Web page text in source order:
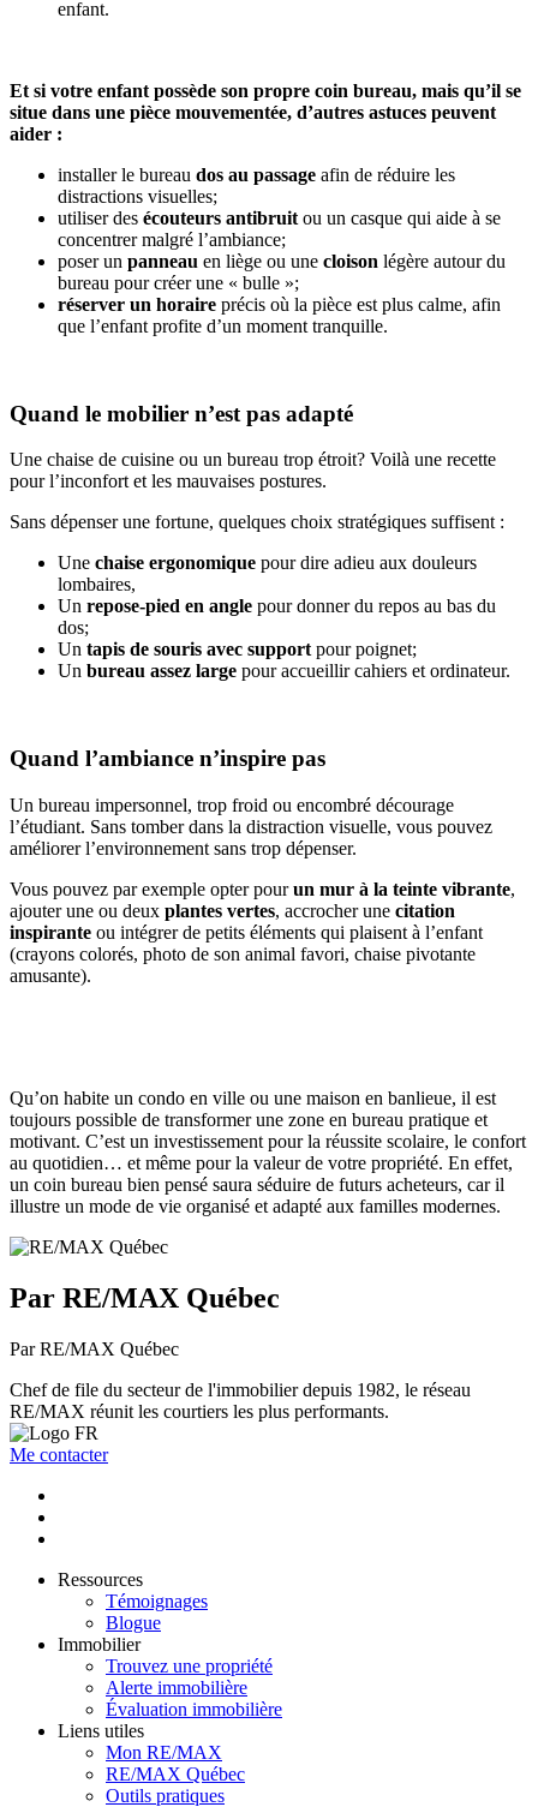
enfant.
Et si votre enfant possède son propre coin bureau, mais qu’il se
situe dans une pièce mouvementée, d’autres astuces peuvent
aider :
installer le bureau dos au passage afin de réduire les
distractions visuelles;
utiliser des écouteurs antibruit ou un casque qui aide à se
concentrer malgré l’ambiance;
poser un panneau en liège ou une cloison légère autour du
bureau pour créer une « bulle »;
réserver un horaire précis où la pièce est plus calme, afin
que l’enfant profite d’un moment tranquille.
Quand le mobilier n’est pas adapté
Une chaise de cuisine ou un bureau trop étroit? Voilà une recette
pour l’inconfort et les mauvaises postures.
Sans dépenser une fortune, quelques choix stratégiques suffisent :
Une chaise ergonomique pour dire adieu aux douleurs
lombaires,
Un repose-pied en angle pour donner du repos au bas du
dos;
Un tapis de souris avec support pour poignet;
Un bureau assez large pour accueillir cahiers et ordinateur.
Quand l’ambiance n’inspire pas
Un bureau impersonnel, trop froid ou encombré décourage
l’étudiant. Sans tomber dans la distraction visuelle, vous pouvez
améliorer l’environnement sans trop dépenser.
Vous pouvez par exemple opter pourun mur à la teinte vibrante,
ajouter une ou deux plantes vertes, accrocher une citation
inspirante ou intégrer de petits éléments qui plaisent à l’enfant
(crayons colorés, photo de son animal favori, chaise pivotante
amusante).
Qu’on habite un condo en ville ou une maison en banlieue, il est
toujours possible de transformer une zone en bureau pratique et
motivant. C’est un investissement pour la réussite scolaire, le confort
au quotidien… et même pour la valeur de votre propriété. En effet,
un coin bureau bien pensé saura séduire de futurs acheteurs, car il
illustre un mode de vie organisé et adapté aux familles modernes.
Par RE/MAX Québec
Par RE/MAX Québec
Chef de file du secteur de l'immobilier depuis 1982, le réseau
RE/MAX réunit les courtiers les plus performants.
Me contacter
Ressources
Témoignages
Blogue
Immobilier
Trouvez une propriété
Alerte immobilière
Évaluation immobilière
Liens utiles
Mon RE/MAX
RE/MAX Québec
Outils pratiques